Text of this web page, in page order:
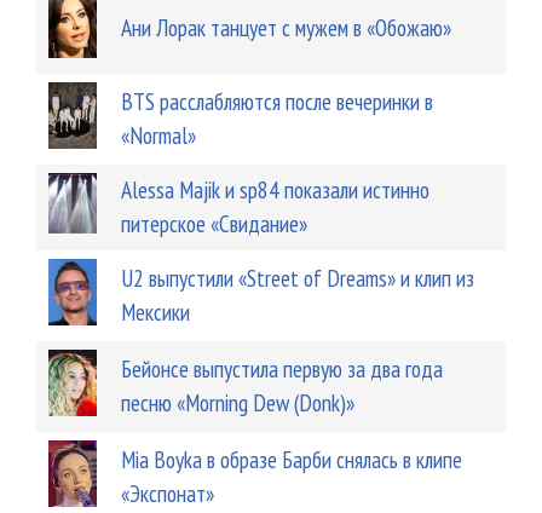
Ани Лорак танцует с мужем в «Обожаю»
BTS расслабляются после вечеринки в
«Normal»
Alessa Majik и sp84 показали истинно
питерское «Свидание»
U2 выпустили «Street of Dreams» и клип из
Мексики
Бейонсе выпустила первую за два года
песню «Morning Dew (Donk)»
Mia Boyka в образе Барби снялась в клипе
«Экспонат»